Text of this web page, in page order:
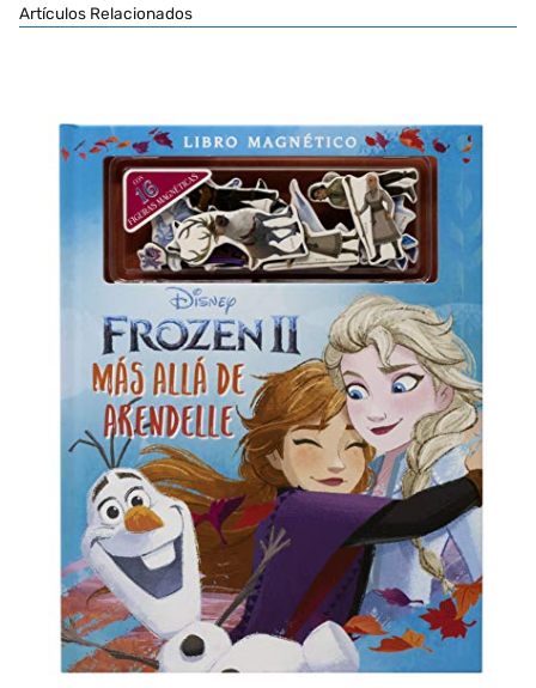
Artículos Relacionados